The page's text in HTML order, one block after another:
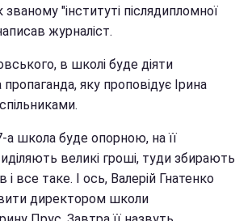
"інституті післядипломної
журналіст.
в школі буде діяти
яку проповідує Ірина
а школа буде опорною, на її
великі гроші, туди збирають
і все таке. І ось, Валерій Гнатенко
директором школи